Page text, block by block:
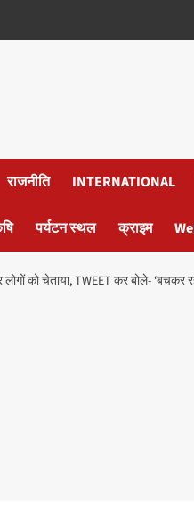
राजनीति INTERNATIONAL
पर्यटन स्थल क्राइम
को चेताया, TWEET कर बोले-